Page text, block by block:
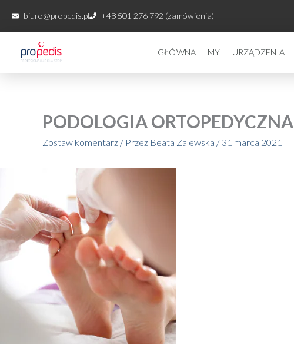
biuro@propedis.pl +48 501 276 792 (zamówienia)
GŁÓWNA MY URZĄDZENIA
PODOLOGIA ORTOPEDYCZNA
Zostaw komentarz / Przez Beata Zalewska / 31 marca 2021